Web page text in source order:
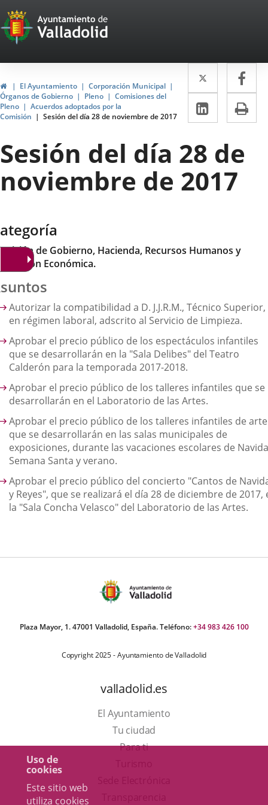
Uso de
cookies
Este sitio web
utiliza cookies
Portal
Web
del
Ayuntamiento
de
Valladolid
InicioEl Ayuntamiento
Corporación Municipal
Órganos de Gobierno
Pleno
Comisiones del
Pleno
Acuerdos adoptados por la
Comisión
Sesión del día 28 de noviembre de 2017
Twitter
Enlace
a
una
externa.
a
LinkedIn
Enlace
a
una
externa.
Sesión del día 28 de
noviembre de 2017
de Gobierno, Hacienda, Recursos Humanos y
Económica.
Autorizar la compatibilidad a D. J.J.R.M., Técnico Superior,
en régimen laboral, adscrito al Servicio de Limpieza.
Aprobar el precio público de los espectáculos infantiles
que se desarrollarán en la "Sala Delibes" del Teatro
Calderón para la temporada 2017-2018.
Aprobar el precio público de los talleres infantiles que se
desarrollarán en el Laboratorio de las Artes.
Aprobar el precio público de los talleres infantiles de arte
que se desarrollarán en las salas municipales de
exposiciones, durante las vacaciones escolares de
Semana Santa y verano.
Aprobar el precio público del concierto "Cantos de
y Reyes", que se realizará el día 28 de diciembre de 2017,
la "Sala Concha Velasco" del Laboratorio de las Artes.
Plaza Mayor, 1. 47001 Valladolid, España. Teléfono:+34 983 426 100
Copyright 2025 - Ayuntamiento de Valladolid
valladolid.es
El Ayuntamiento
Tu ciudad
Para ti